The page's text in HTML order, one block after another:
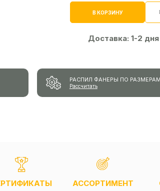
В КОРЗИНУ
Доставка:1-2 дня
РАСПИЛ ФАНЕРЫ ПО РАЗМЕРАМ
Рассчитать
АССОРТИМЕНТ